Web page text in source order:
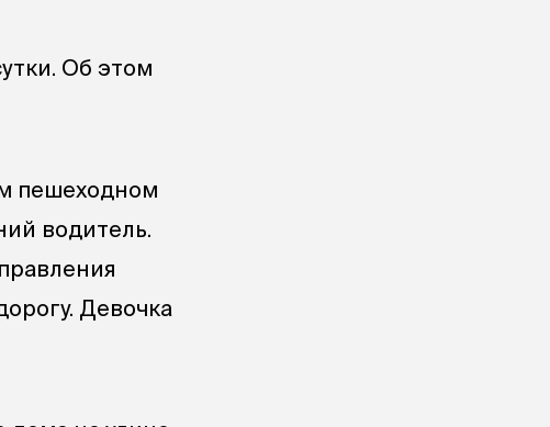
Об этом
пешеходном
водитель.
Девочка